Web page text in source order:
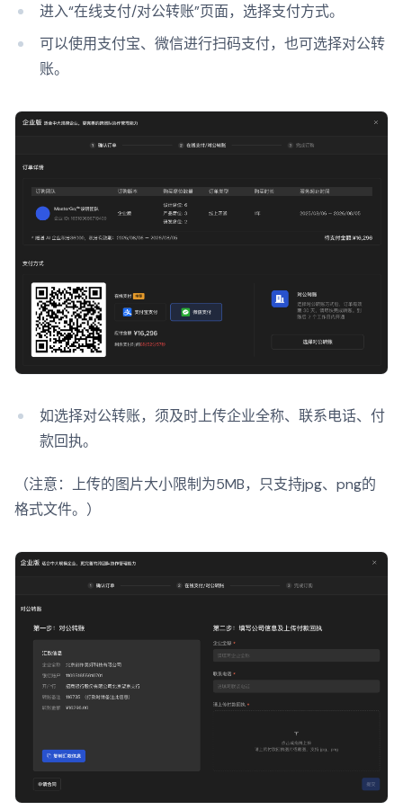
进入“在线支付/对公转账”页面，选择支付方式。
可以使用支付宝、微信进行扫码支付，也可选择对公转
账。
如选择对公转账，须及时上传企业全称、联系电话、付
款回执。
（注意：上传的图片大小限制为5MB，只支持jpg、png的
格式文件。）